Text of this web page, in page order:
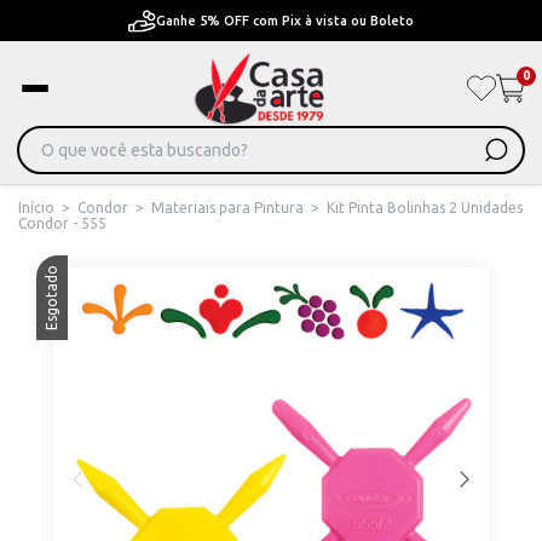
Ganhe 5% OFF com Pix à vista ou Boleto
0
Início > Condor > Materiais para Pintura >
Kit Pinta Bolinhas 2 Unidades
Condor - 555
Esgotado